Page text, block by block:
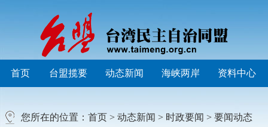
首页 台盟揽要 动态新闻 海峡两岸 资料中心
您所在的位置： 首页> 动态新闻 > 时政要闻 > 要闻动态